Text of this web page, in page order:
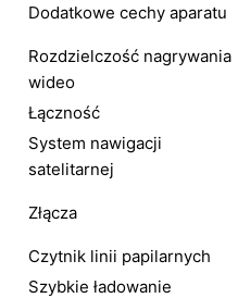
Dodatkowe cechy aparatu
Rozdzielczość nagrywania
wideo
Łączność
System nawigacji
satelitarnej
Złącza
Czytnik linii papilarnych
Szybkie ładowanie